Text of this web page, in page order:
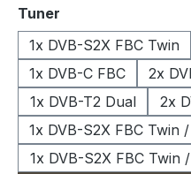
Tuner
1x DVB-S2X FBC Twin
1x DVB-C FBC
2x
1x DVB-T2 Dual
2x
1x DVB-S2X FBC Twin
1x DVB-S2X FBC Twin